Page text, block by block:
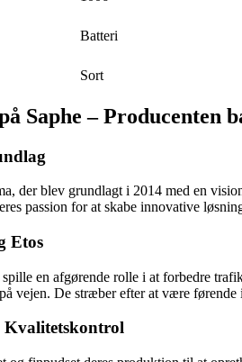
Batteri
Sort
Saphe – Producenten
der blev grundlagt i 2014 med en
passion for at skabe innovative
Etos
en afgørende rolle i at forbedre
vejen. De stræber efter at være
Kvalitetskontrol